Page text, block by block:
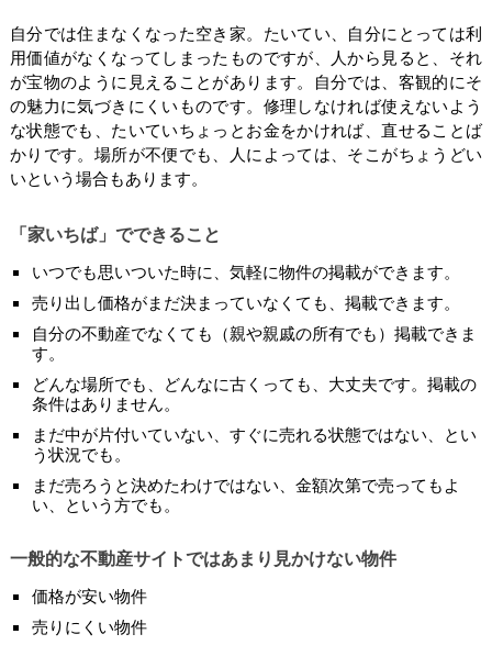
自分では住まなくなった空き家。たいてい、自分にとっては利
用価値がなくなってしまったものですが、人から見ると、それ
が宝物のように見えることがあります。自分では、客観的にそ
の魅力に気づきにくいものです。修理しなければ使えないよう
な状態でも、たいていちょっとお金をかければ、直せることば
かりです。場所が不便でも、人によっては、そこがちょうどい
いという場合もあります。
「家いちば」でできること
いつでも思いついた時に、気軽に物件の掲載ができます。
売り出し価格がまだ決まっていなくても、掲載できます。
自分の不動産でなくても（親や親戚の所有でも）掲載できま
す。
どんな場所でも、どんなに古くっても、大丈夫です。掲載の
条件はありません。
まだ中が片付いていない、すぐに売れる状態ではない、とい
う状況でも。
まだ売ろうと決めたわけではない、金額次第で売ってもよ
い、という方でも。
一般的な不動産サイトではあまり見かけない物件
価格が安い物件
売りにくい物件